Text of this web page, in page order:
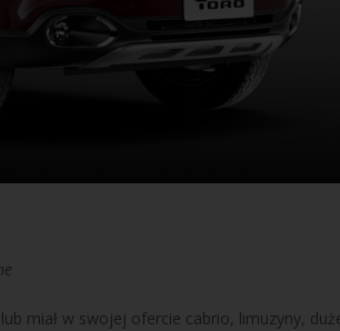
miał w swojej ofercie cabrio, limuzyny,